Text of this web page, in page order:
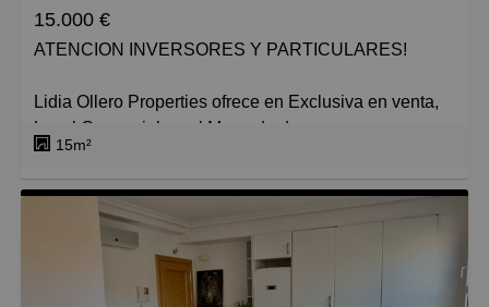
15.000 €
ATENCION INVERSORES Y PARTICULARES!
Lidia Ollero Properties ofrece en Exclusiva en venta,
Local Comercial en el Mercado de
Majadahonda, un centro conocido por todos los
Majariegos desde hace muchos años.
Local que dispone de agua, aire acondicionado y
calefacción que distribuye el centro comercial.
Es un local diáfano y con gran escaparte hacia el
15m²